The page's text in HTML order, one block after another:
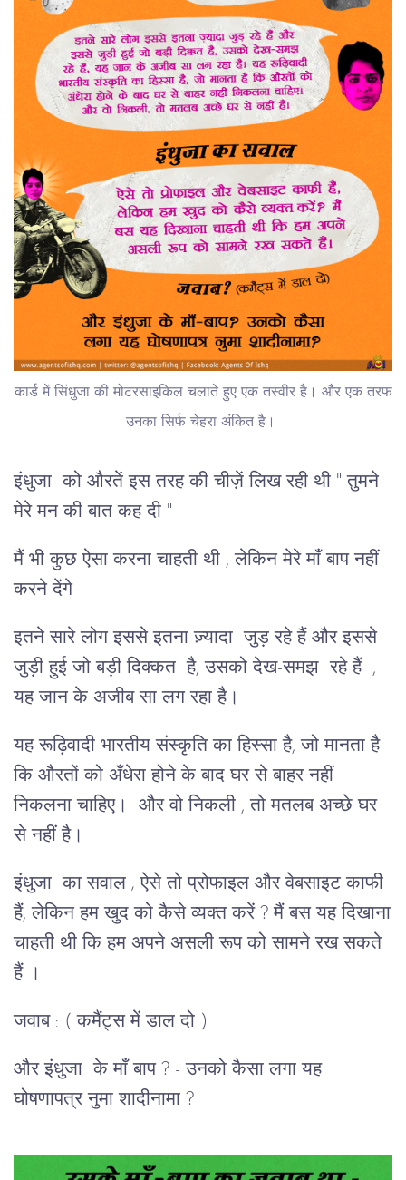
कार्ड में सिंधुजा की मोटरसाइकिल चलाते हुए एक तस्वीर है। और एक तरफ
उनका सिर्फ चेहरा अंकित है।
इंधुजा को औरतें इस तरह की चीज़ें लिख रही थी " तुमने
मेरे मन की बात कह दी "
मैं भी कुछ ऐसा करना चाहती थी , लेकिन मेरे माँ बाप नहीं
करने देंगे
इतने सारे लोग इससे इतना ज़्यादा जुड़ रहे हैं और इससे
जुड़ी हुई जो बड़ी दिक्कत है, उसको देख-समझ रहे हैं ,
यह जान के अजीब सा लग रहा है।
यह रूढ़िवादी भारतीय संस्कृति का हिस्सा है, जो मानता है
कि औरतों को अँधेरा होने के बाद घर से बाहर नहीं
निकलना चाहिए। और वो निकली , तो मतलब अच्छे घर
से नहीं है।
इंधुजा का सवाल ; ऐसे तो प्रोफाइल और वेबसाइट काफी
हैं, लेकिन हम खुद को कैसे व्यक्त करें ? मैं बस यह दिखाना
चाहती थी कि हम अपने असली रूप को सामने रख सकते
हैं ।
जवाब : ( कमैंट्स में डाल दो )
और इंधुजा के माँ बाप ? - उनको कैसा लगा यह
घोषणापत्र नुमा शादीनामा ?